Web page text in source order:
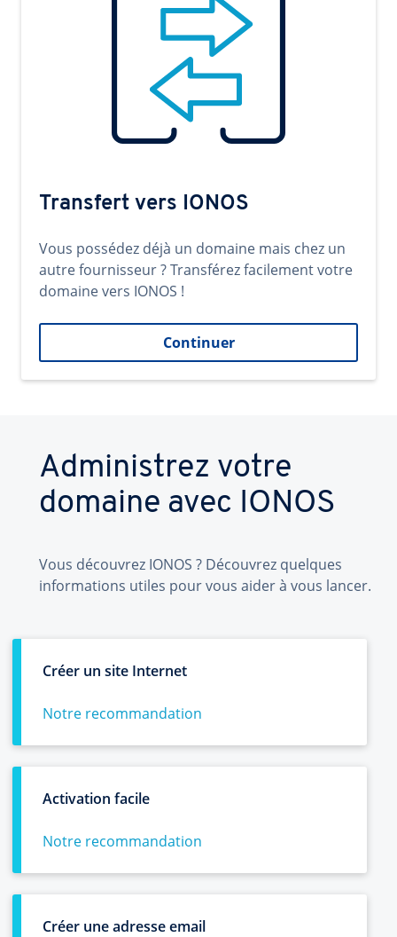
Transfert vers IONOS
Vous possédez déjà un domaine mais chez un
autre fournisseur ? Transférez facilement votre
domaine vers IONOS !
Continuer
Administrez votre
domaine avec IONOS
Vous découvrez IONOS ? Découvrez quelques
informations utiles pour vous aider à vous lancer.
Créer un site Internet
Notre recommandation
Activation facile
Notre recommandation
Créer une adresse email